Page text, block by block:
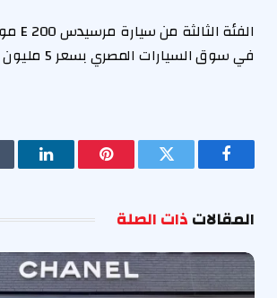
في سوق السيارات المصري بسعر 5 مليون و 600 ألف جنيه .
فيسبوك تويتر بينتيريستلينكدإن
المقالاتذات الصلة